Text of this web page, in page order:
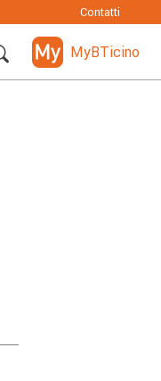
Contatti
MyBTicino